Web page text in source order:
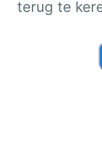
terug te